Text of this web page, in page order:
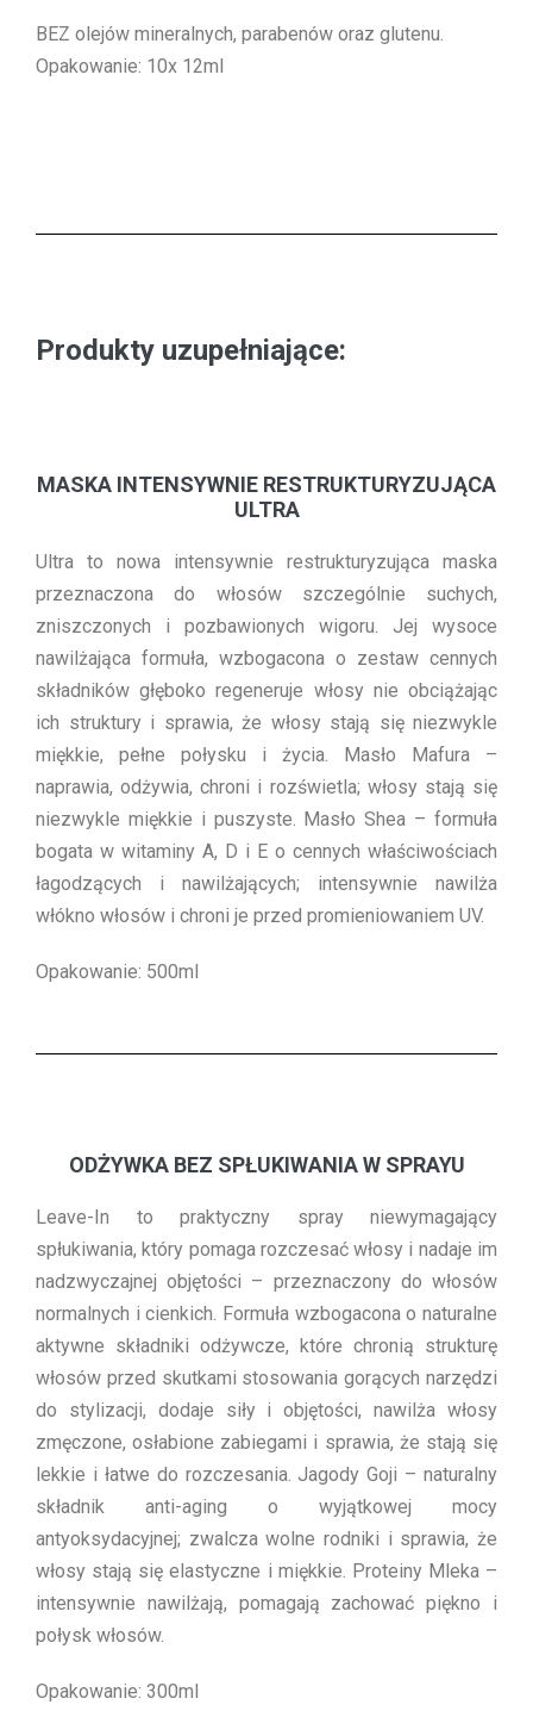
BEZ olejów mineralnych, parabenów oraz glutenu.
Opakowanie: 10x 12ml
Produkty uzupełniające:
MASKA INTENSYWNIE RESTRUKTURYZUJĄCA
ULTRA
Ultra to nowa intensywnie restrukturyzująca maska
przeznaczona do włosów szczególnie suchych,
zniszczonych i pozbawionych wigoru. Jej wysoce
nawilżająca formuła, wzbogacona o zestaw cennych
składników głęboko regeneruje włosy nie obciążając
ich struktury i sprawia, że włosy stają się niezwykle
miękkie, pełne połysku i życia. Masło Mafura –
naprawia, odżywia, chroni i rozświetla; włosy stają się
niezwykle miękkie i puszyste. Masło Shea – formuła
bogata w witaminy A, D i E o cennych właściwościach
łagodzących i nawilżających; intensywnie nawilża
włókno włosów i chroni je przed promieniowaniem UV.
Opakowanie: 500ml
ODŻYWKA BEZ SPŁUKIWANIA W SPRAYU
Leave-In to praktyczny spray niewymagający
spłukiwania, który pomaga rozczesać włosy i nadaje im
nadzwyczajnej objętości – przeznaczony do włosów
normalnych i cienkich. Formuła wzbogacona o naturalne
aktywne składniki odżywcze, które chronią strukturę
włosów przed skutkami stosowania gorących narzędzi
do stylizacji, dodaje siły i objętości, nawilża włosy
zmęczone, osłabione zabiegami i sprawia, że stają się
lekkie i łatwe do rozczesania. Jagody Goji – naturalny
składnik anti-aging o wyjątkowej mocy
antyoksydacyjnej; zwalcza wolne rodniki i sprawia, że
włosy stają się elastyczne i miękkie. Proteiny Mleka –
intensywnie nawilżają, pomagają zachować piękno i
połysk włosów.
Opakowanie: 300ml